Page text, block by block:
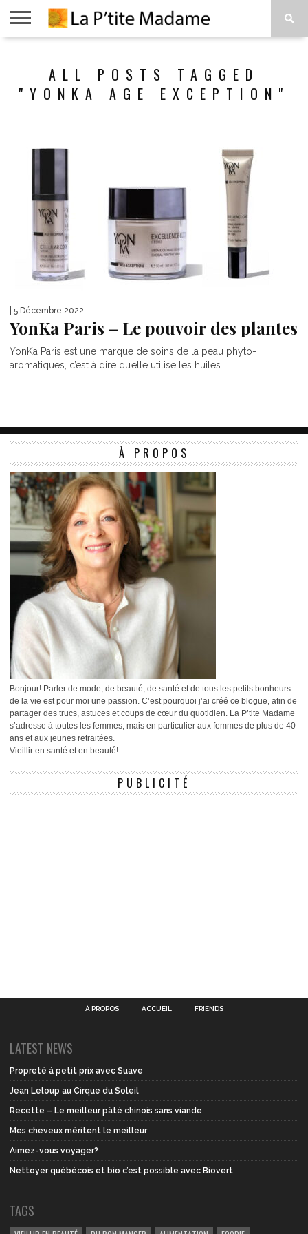
VIVRE
PROPOSALL POSTS TAGGED
"YONKA AGE EXCEPTION"
| 5 Décembre 2022
YonKa Paris – Le pouvoir des plantes
YonKa Paris est une marque de soins de la peau phyto-
aromatiques, c’est à dire qu’elle utilise les huiles...
À PROPOS
Bonjour! Parler de mode, de beauté, de santé et de tous les petits bonheurs
de la vie est pour moi une passion. C’est pourquoi j’ai créé ce blogue, afin de
partager des trucs, astuces et coups de cœur du quotidien. La P’tite Madame
s’adresse à toutes les femmes, mais en particulier aux femmes de plus de 40
ans et aux jeunes retraitées.
Vieillir en santé et en beauté!
PUBLICITÉ
À PROPOS ACCUEIL FRIENDS
LATEST NEWS
Propreté à petit prix avec Suave
Jean Leloup au Cirque du Soleil
Recette – Le meilleur pâté chinois sans viande
Mes cheveux méritent le meilleur
Aimez-vous voyager?
Nettoyer québécois et bio c’est possible avec Biovert
TAGS